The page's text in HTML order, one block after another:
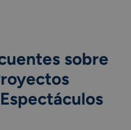
sobre